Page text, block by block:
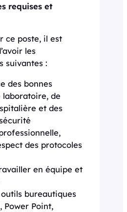
requises et
ce poste, il est
les
suivantes :
des bonnes
laboratoire, de
et des
des protocoles
en équipe et
bureautiques
Power Point,